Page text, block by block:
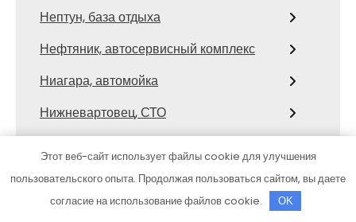
Нептун, база отдыха
Нефтяник, автосервисный комплекс
Ниагара, автомойка
Нижневартовец, СТО
Ново-Окатово, загородный экоотель
Ной, гостиница
Этот веб-сайт использует файлы cookie для улучшения
пользовательского опыта. Продолжая пользоваться сайтом, вы даете
согласие на использование файлов cookie.
OK